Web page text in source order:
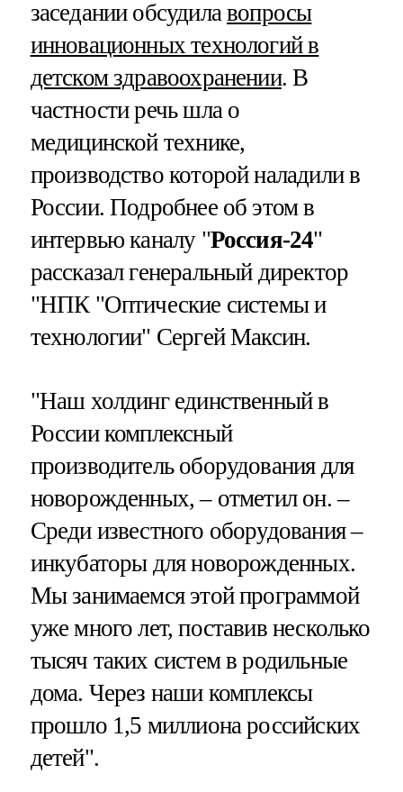
заседании обсудилавопросы
инновационных технологий в
детском здравоохранении. В
частности речь шла о
медицинской технике,
производство которой наладили в
России. Подробнее об этом в
интервью каналу "Россия-24"
рассказал генеральный директор
"НПК "Оптические системы и
технологии" Сергей Максин.
"Наш холдинг единственный в
России комплексный
производитель оборудования для
новорожденных, – отметил он. –
Среди известного оборудования –
инкубаторы для новорожденных.
Мы занимаемся этой программой
уже много лет, поставив несколько
тысяч таких систем в родильные
дома. Через наши комплексы
прошло 1,5 миллиона российских
детей".